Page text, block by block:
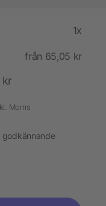
1x
från 65,05 kr
kr
Moms
godkännande